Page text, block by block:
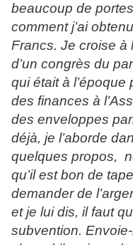
beaucoup de
comment j’ai
Francs. Je croise à
d’un congrès du
qui était à
des finances à
des enveloppes
déjà, je l’aborde
quelques propos,
qu’il est bon de
demander de
et je lui dis, il faut
subvention.